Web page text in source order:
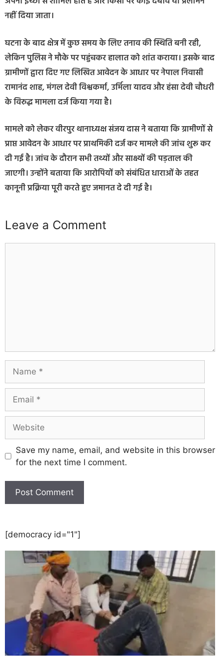
नहीं दिया जाता।
घटना के बाद क्षेत्र में कुछ समय के लिए तनाव की स्थिति बनी रही,
लेकिन पुलिस ने मौके पर पहुंचकर हालात को शांत कराया। इसके बाद
ग्रामीणों द्वारा दिए गए लिखित आवेदन के आधार पर नेपाल निवासी
रामानंद शाह, मंगल देवी विश्वकर्मा, उर्मिला यादव और हंसा देवी चौधरी
के विरुद्ध मामला दर्ज किया गया है।
मामले को लेकर वीरपुर थानाध्यक्ष संजय दास ने बताया कि ग्रामीणों से
प्राप्त आवेदन के आधार पर प्राथमिकी दर्ज कर मामले की जांच शुरू कर
दी गई है। जांच के दौरान सभी तथ्यों और साक्ष्यों की पड़ताल की
जाएगी। उन्होंने बताया कि आरोपियों को संबंधित धाराओं के तहत
कानूनी प्रक्रिया पूरी करते हुए जमानत दे दी गई है।
Leave a Comment
Save my name, email, and website in this browser
for the next time I comment.
[democracy id="1"]